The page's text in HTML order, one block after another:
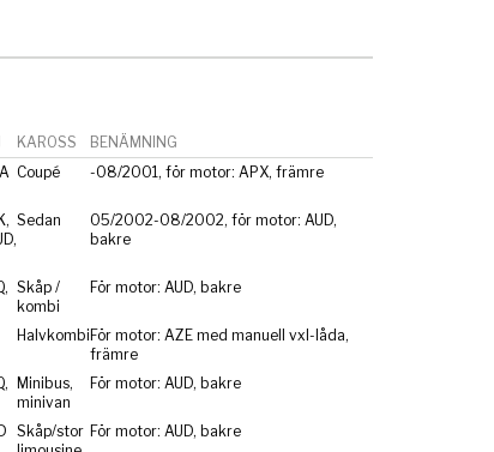
KAROSS
BENÄMNING
Coupé -08/2001, för motor: APX, främre
Sedan
05/2002-08/2002, för motor: AUD,
bakre
Skåp /
kombi
För motor: AUD, bakre
HalvkombiFör motor: AZE med manuell vxl-låda,
främre
Minibus,
minivan
För motor: AUD, bakre
Skåp/stor För motor: AUD, bakre